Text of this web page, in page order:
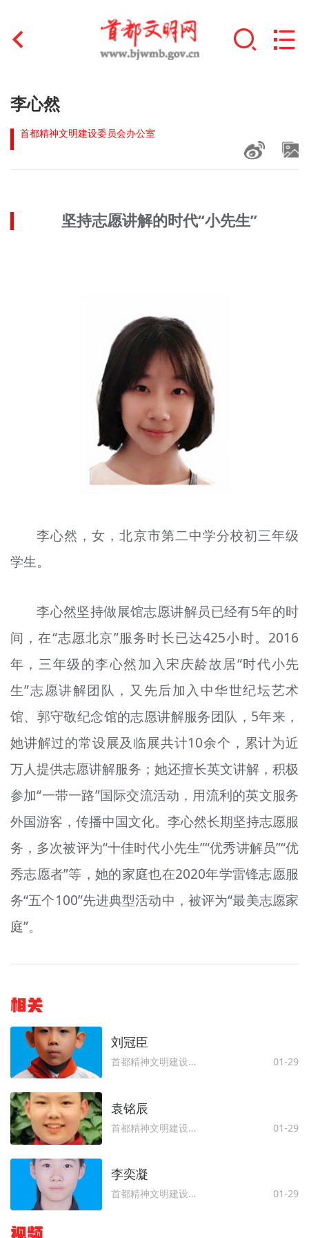
首页
文明创建
未成年人思想道德建设
北京宣传文化引导基金
宣传思想文化人才
李心然
首都精神文明建设委员会办公室
坚持志愿讲解的时代“小先生”
李心然，女，北京市第二中学分校初三年级
学生。
李心然坚持做展馆志愿讲解员已经有5年的时
间，在“志愿北京”服务时长已达425小时。2016
年，三年级的李心然加入宋庆龄故居“时代小先
生”志愿讲解团队，又先后加入中华世纪坛艺术
馆、郭守敬纪念馆的志愿讲解服务团队，5年来，
她讲解过的常设展及临展共计10余个，累计为近
万人提供志愿讲解服务；她还擅长英文讲解，积极
参加“一带一路”国际交流活动，用流利的英文服务
外国游客，传播中国文化。李心然长期坚持志愿服
务，多次被评为“十佳时代小先生”“优秀讲解员”“优
秀志愿者”等，她的家庭也在2020年学雷锋志愿服
务“五个100”先进典型活动中，被评为“最美志愿家
庭”。
相关
刘冠臣
首都精神文明建设委员会办公室 01-29
袁铭辰
首都精神文明建设委员会办公室 01-29
李奕凝
首都精神文明建设委员会办公室 01-29
视频